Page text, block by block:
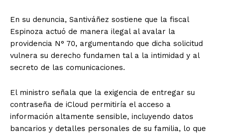
En su denuncia, Santiváñez sostiene que la fiscal
Espinoza actuó de manera ilegal al avalar la
providencia N° 70, argumentando que dicha solicitud
vulnera su derecho fundamen tal a la intimidad y al
secreto de las comunicaciones.
El ministro señala que la exigencia de entregar su
contraseña de iCloud permitiría el acceso a
información altamente sensible, incluyendo datos
bancarios y detalles personales de su familia, lo que